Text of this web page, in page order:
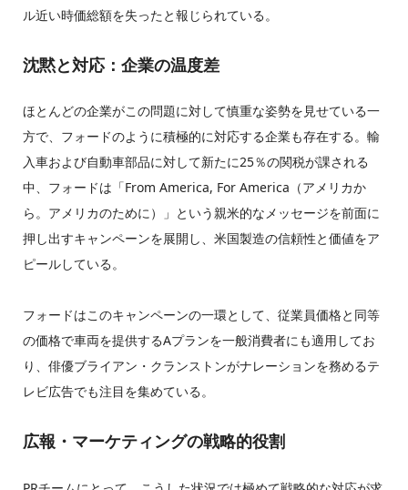
ル近い時価総額を失ったと報じられている。
沈黙と対応：企業の温度差
ほとんどの企業がこの問題に対して慎重な姿勢を見せている一
方で、フォードのように積極的に対応する企業も存在する。輸
入車および自動車部品に対して新たに25％の関税が課される
中、フォードは「From America, For America（アメリカか
ら。アメリカのために）」という親米的なメッセージを前面に
押し出すキャンペーンを展開し、米国製造の信頼性と価値をア
ピールしている。
フォードはこのキャンペーンの一環として、従業員価格と同等
の価格で車両を提供するAプランを一般消費者にも適用してお
り、俳優ブライアン・クランストンがナレーションを務めるテ
レビ広告でも注目を集めている。
広報・マーケティングの戦略的役割